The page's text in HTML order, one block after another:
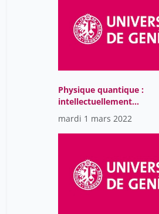
Physique quantique :
intellectuellement
fascinant,
potentiellement utile
mardi 1 mars 2022